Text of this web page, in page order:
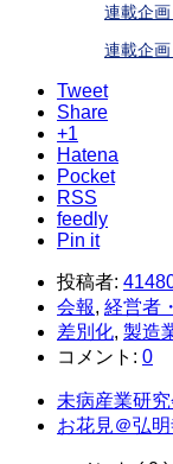
連載企
連載企
Tweet
Share
+1
Hatena
Pocket
RSS
feedly
Pin it
投稿者:
会報, 経営者
差別化, 製造
コメント: 0
未病産業研
お花見＠弘